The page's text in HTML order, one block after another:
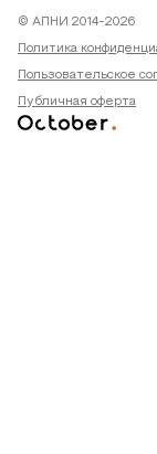
© АПНИ 2014-2026
Политика
Пользовательское
Публичная оферта